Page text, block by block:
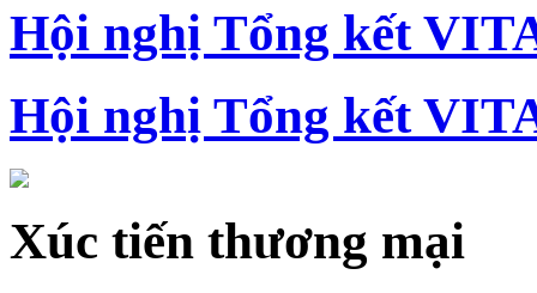
Hội nghị Tổng kết
Hội nghị Tổng kết
Xúc tiến thương mại